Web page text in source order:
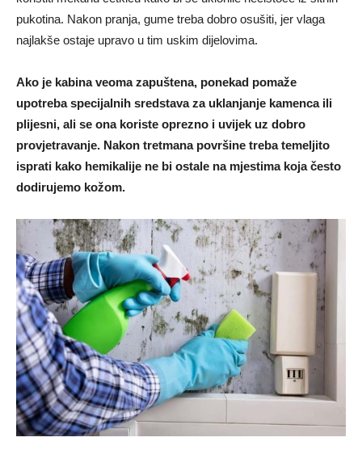
pukotina. Nakon pranja, gume treba dobro osušiti, jer vlaga
najlakše ostaje upravo u tim uskim dijelovima.
Ako je kabina veoma zapuštena, ponekad pomaže
upotreba specijalnih sredstava za uklanjanje kamenca ili
plijesni, ali se ona koriste oprezno i uvijek uz dobro
provjetravanje. Nakon tretmana površine treba temeljito
isprati kako hemikalije ne bi ostale na mjestima koja često
dodirujemo kožom.